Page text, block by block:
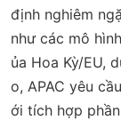
định nghiêm
như các mô
ủa Hoa Kỳ/EU,
o, APAC yêu
ới tích hợp